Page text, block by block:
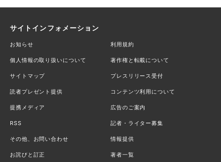
サイトインフォメーション
お知らせ 利用規約
個人情報の取り扱いについて 著作権と転載について
サイトマップ プレスリリース受付
読者プレゼント提供 コンテンツ利用について
提携メディア 広告のご案内
RSS 記者・ライター募集
その他、お問い合わせ 情報提供
お詫びと訂正 著者一覧